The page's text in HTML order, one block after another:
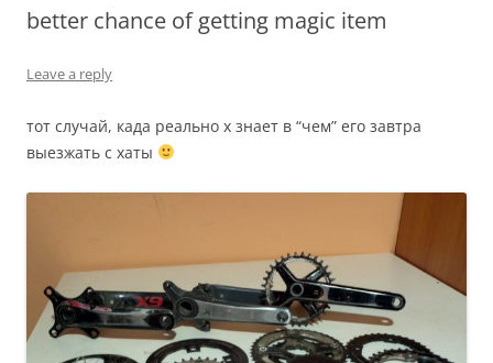
better chance of getting magic item
Leave a reply
тот случай, када реально х знает в “чем” его завтра
выезжать с хаты